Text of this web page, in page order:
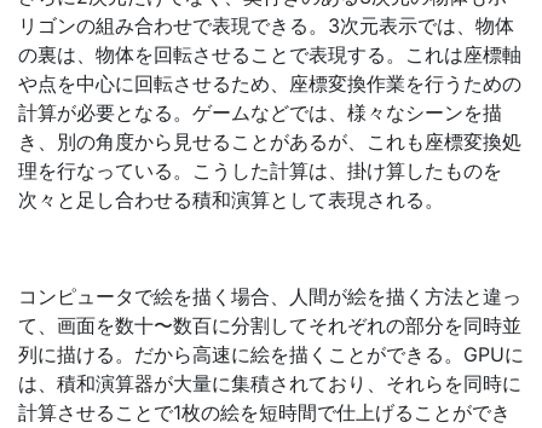
リゴンの組み合わせで表現できる。3次元表示では、物体
の裏は、物体を回転させることで表現する。これは座標軸
や点を中心に回転させるため、座標変換作業を行うための
計算が必要となる。ゲームなどでは、様々なシーンを描
き、別の角度から見せることがあるが、これも座標変換処
理を行なっている。こうした計算は、掛け算したものを
次々と足し合わせる積和演算として表現される。
コンピュータで絵を描く場合、人間が絵を描く方法と違っ
て、画面を数十〜数百に分割してそれぞれの部分を同時並
列に描ける。だから高速に絵を描くことができる。GPUに
は、積和演算器が大量に集積されており、それらを同時に
計算させることで1枚の絵を短時間で仕上げることができ